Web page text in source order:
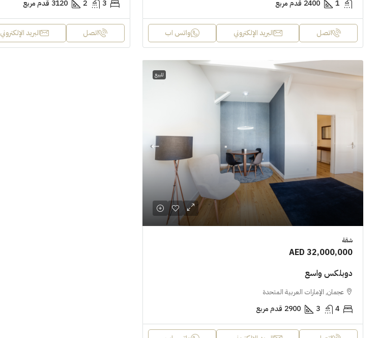
1
2400 قدم مربع
اتصل البريد الإلكتروني واتس اب
3
2
3120 قدم مربع
اتصل البريد الإلكتروني
للبيع
شقة
AED 32,000,000
دوبلكس واسع
عجمان, الإمارات العربية المتحدة
4
3
2900 قدم مربع